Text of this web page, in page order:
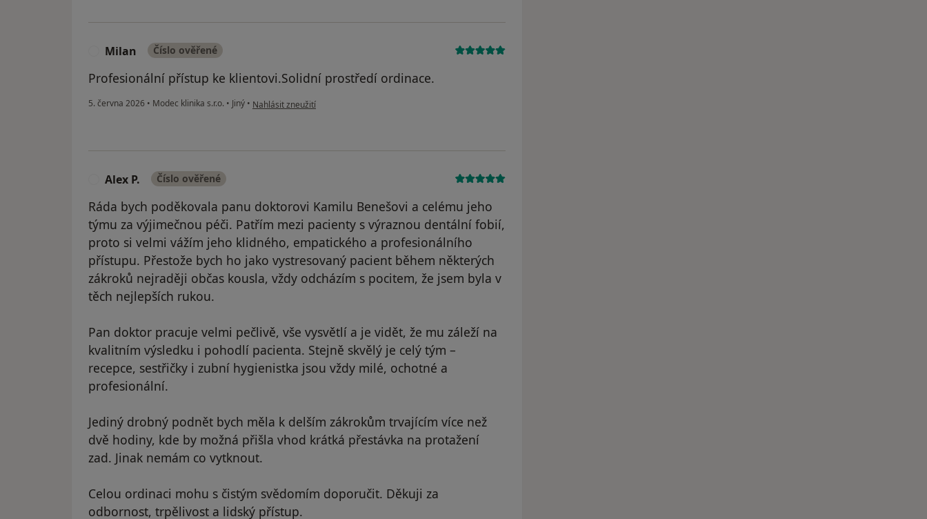
Milan Číslo ověřené
Profesionální přístup ke klientovi.Solidní prostředí ordinace.
5. června 2026 • Modec klinika s.r.o. • Jiný • podle názoru uživatele Milan
Nahlásit zneužití
Alex P. Číslo ověřené
Ráda bych poděkovala panu doktorovi Kamilu Benešovi a celému jeho
týmu za výjimečnou péči. Patřím mezi pacienty s výraznou dentální fobií,
proto si velmi vážím jeho klidného, empatického a profesionálního
přístupu. Přestože bych ho jako vystresovaný pacient během některých
zákroků nejraději občas kousla, vždy odcházím s pocitem, že jsem byla v
těch nejlepších rukou.
Pan doktor pracuje velmi pečlivě, vše vysvětlí a je vidět, že mu záleží na
kvalitním výsledku i pohodlí pacienta. Stejně skvělý je celý tým –
recepce, sestřičky i zubní hygienistka jsou vždy milé, ochotné a
profesionální.
Jediný drobný podnět bych měla k delším zákrokům trvajícím více než
dvě hodiny, kde by možná přišla vhod krátká přestávka na protažení
zad. Jinak nemám co vytknout.
Celou ordinaci mohu s čistým svědomím doporučit. Děkuji za
odbornost, trpělivost a lidský přístup.